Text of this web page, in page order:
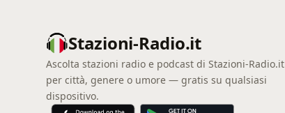
Stazioni-Radio.it
Ascolta stazioni radio e podcast di Stazioni-Radio.it
per città, genere o umore — gratis su qualsiasi
dispositivo.